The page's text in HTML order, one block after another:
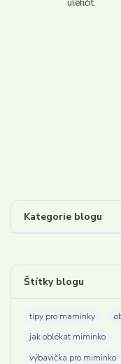
Kategorie blogu
Štítky blogu
tipy pro maminky
jak oblékat miminko
výbavička pro miminko
ulehčit.